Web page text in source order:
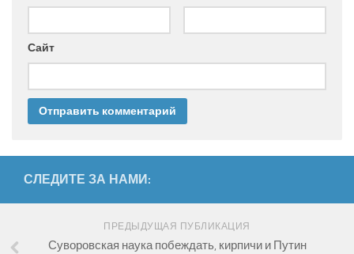
Сайт
СЛЕДИТЕ ЗА НАМИ:
ПРЕДЫДУЩАЯ ПУБЛИКАЦИЯ
Суворовская наука побеждать, кирпичи и Путин